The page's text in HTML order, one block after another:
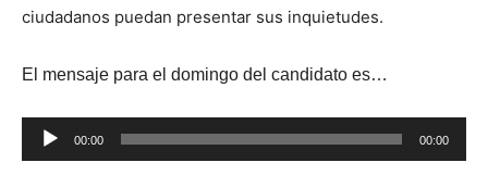
ciudadanos puedan presentar sus inquietudes.
El mensaje para el domingo del candidato es…
e
00:00 00:00